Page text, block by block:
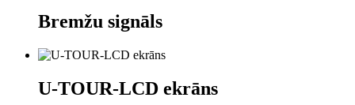
Bremžu signāls
U-TOUR-LCD ekrāns